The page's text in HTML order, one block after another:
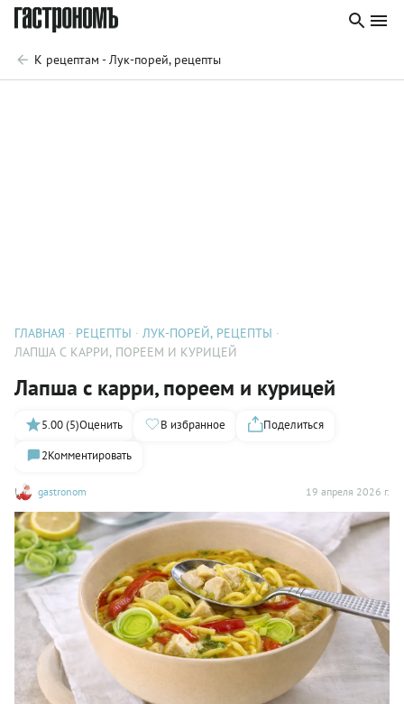
К рецептам - Лук-порей, рецепты
ГЛАВНАЯ РЕЦЕПТЫ
ЛУК-ПОРЕЙ, РЕЦЕПТЫ
ЛАПША С КАРРИ, ПОРЕЕМ И КУРИЦЕЙ
Лапша с карри, пореем и курицей
gastronom 19 апреля 2026 г.
5.00 (5)Оценить В избранное
Поделиться
2Комментировать